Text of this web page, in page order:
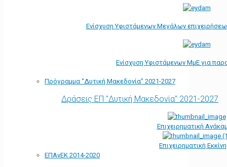
Ενίσχυση Υφιστάμενων Μεγάλων
Ενίσχυση Υφιστάμενων ΜμΕ για
Πρόγραμμα “Δυτική Μακεδονία” 2021-2027
Δράσεις ΕΠ "Δυτική Μακεδονία" 2021-2027
Επιχειρηματική
Επιχειρηματική
ΕΠΑνΕΚ 2014-2020